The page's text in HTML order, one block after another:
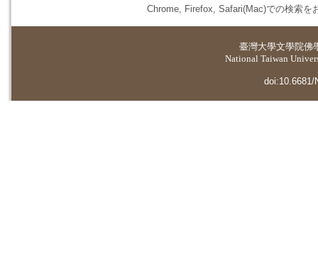
Chrome, Firefox, Safari(Mac)での検索を
臺灣大學文學院佛
National Taiwan
doi:10.6681/